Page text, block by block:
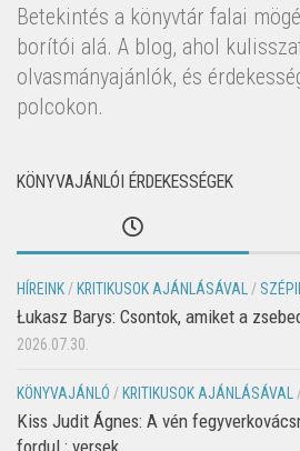
Betekintés a könyvtár falai
borítói alá. A blog, ahol
olvasmányajánlók, és
polcokon.
KÖNYVAJÁNLÓI ÉRDEKESSÉGEK
HÍREINK/ KRITIKUSOK AJÁNLÁSÁVAL/
Łukasz Barys: Csontok, amiket a
2026.07.30.
KÖNYVAJÁNLÓ / KRITIKUSOK AJÁNLÁSÁVAL
Kiss Judit Ágnes: A vén